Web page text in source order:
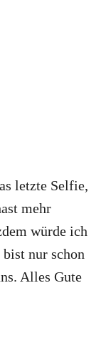
letzte Selfie,
mehr
würde ich
nur schon
Alles Gute